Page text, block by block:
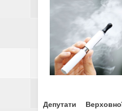
Депутати